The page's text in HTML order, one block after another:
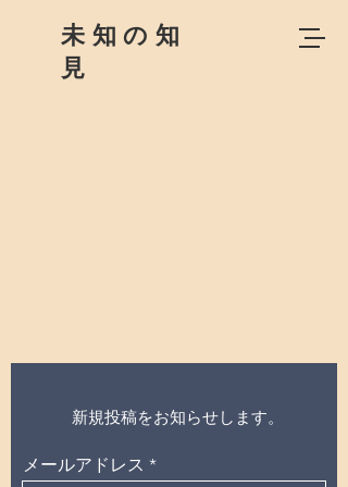
未知の知
見
新規投稿をお知らせします。
メールアドレス